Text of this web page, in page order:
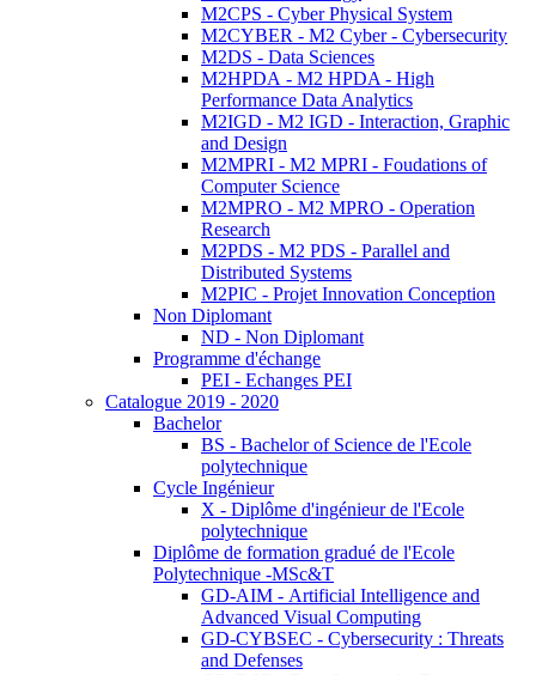
M2CPS - Cyber Physical System
M2CYBER - M2 Cyber - Cybersecurity
M2DS - Data Sciences
M2HPDA - M2 HPDA - High
Performance Data Analytics
M2IGD - M2 IGD - Interaction, Graphic
and Design
M2MPRI - M2 MPRI - Foudations of
Computer Science
M2MPRO - M2 MPRO - Operation
Research
M2PDS - M2 PDS - Parallel and
Distributed Systems
M2PIC - Projet Innovation Conception
Non Diplomant
ND - Non Diplomant
Programme d'échange
PEI - Echanges PEI
Catalogue 2019 - 2020
Bachelor
BS - Bachelor of Science de l'Ecole
polytechnique
Cycle Ingénieur
X - Diplôme d'ingénieur de l'Ecole
polytechnique
Diplôme de formation gradué de l'Ecole
Polytechnique -MSc&T
GD-AIM - Artificial Intelligence and
Advanced Visual Computing
GD-CYBSEC - Cybersecurity : Threats
and Defenses